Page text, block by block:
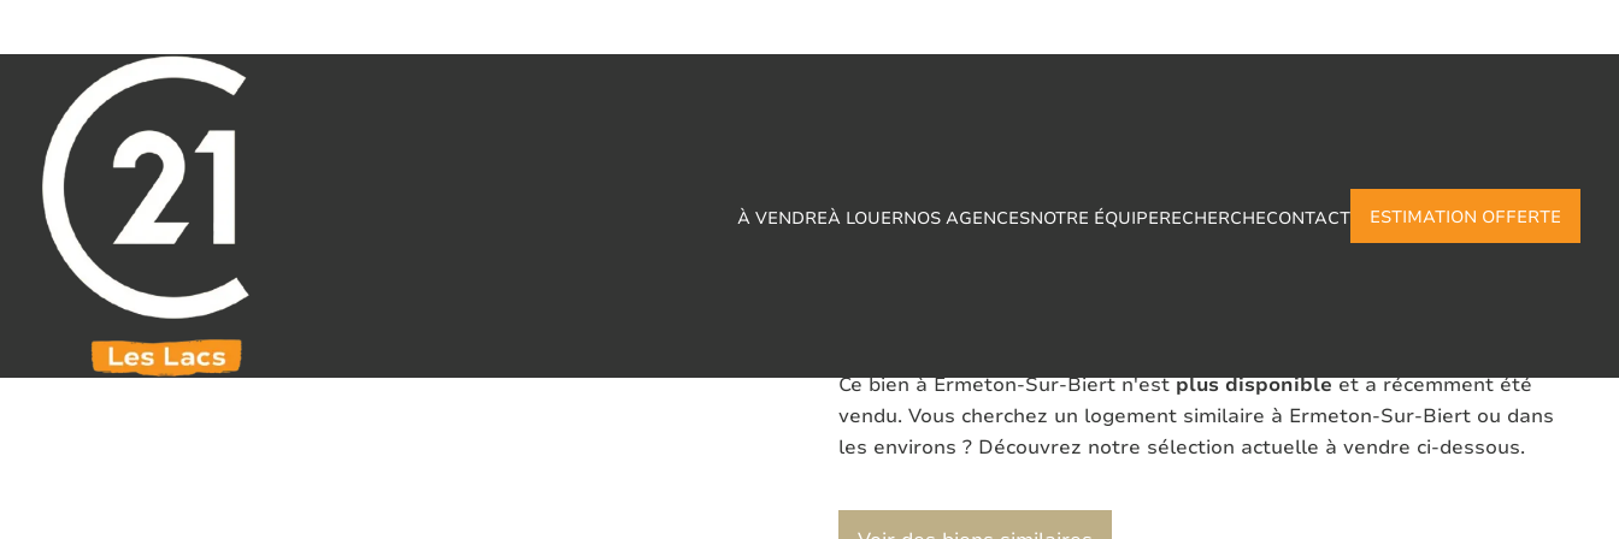
À VENDREÀ LOUERNOS AGENCESNOTRE ÉQUIPERECHERCHECONTACT ESTIMATION OFFERTE
Ce bien à Ermeton-Sur-Biert n'estplus disponibleet a récemment été
vendu. Vous cherchez un logement similaire à Ermeton-Sur-Biert ou dans
les environs ? Découvrez notre sélection actuelle à vendre ci-dessous.